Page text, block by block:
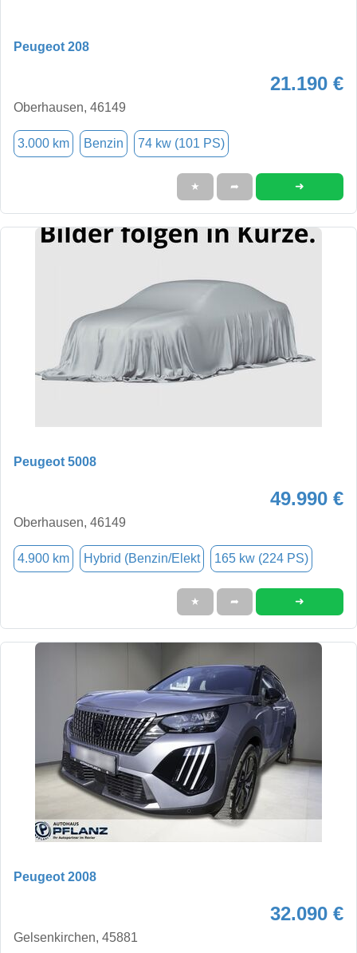
Peugeot 208
21.190 €
Oberhausen, 46149
3.000 km Benzin 74 kw (101 PS)
★ ➦ ➜
Peugeot 5008
49.990 €
Oberhausen, 46149
4.900 km Hybrid (Benzin/Elekt 165 kw (224 PS)
★ ➦ ➜
Peugeot 2008
32.090 €
Gelsenkirchen, 45881